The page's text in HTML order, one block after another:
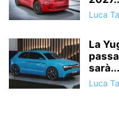
Luca
La
sarà...
Luca